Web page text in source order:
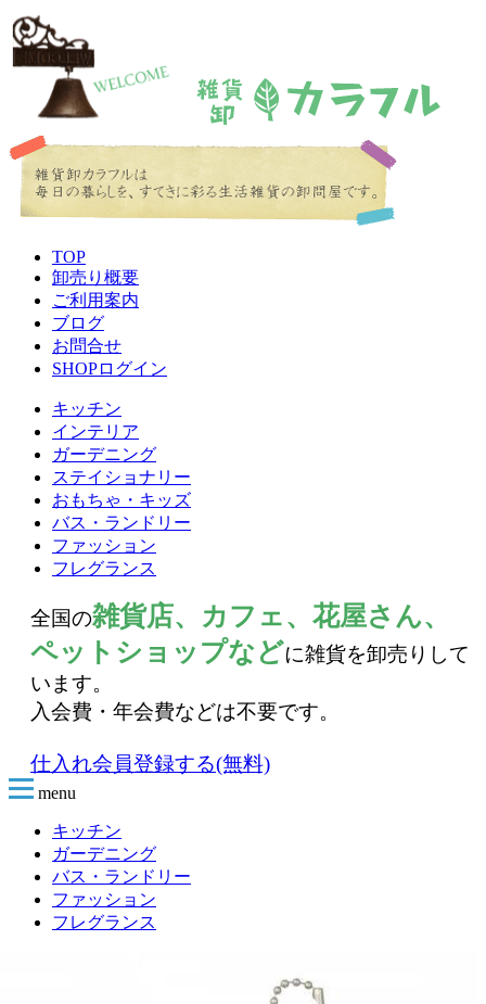
TOP
卸売り概要
ご利用案内
ブログ
お問合せ
SHOPログイン
キッチン
インテリア
ガーデニング
ステイショナリー
おもちゃ・キッズ
バス・ランドリー
ファッション
フレグランス
全国の雑貨店、カフェ、花屋さん、
ペットショップなどに雑貨を卸売りして
います。
入会費・年会費などは不要です。
仕入れ会員登録する(無料)
menu
キッチン
ガーデニング
バス・ランドリー
ファッション
フレグランス